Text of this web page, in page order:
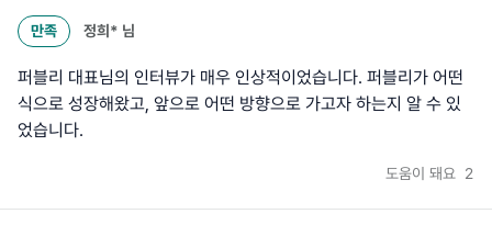
만족 정희* 님
퍼블리 대표님의 인터뷰가 매우 인상적이었습니다. 퍼블리가 어떤
식으로 성장해왔고, 앞으로 어떤 방향으로 가고자 하는지 알 수 있
었습니다.
도움이 돼요 2